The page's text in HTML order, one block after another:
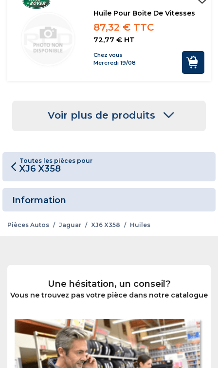
Huile Pour Boite De Vitesses
87,32 € TTC
72,77 € HT
Chez vous
Mercredi 19/08
Voir plus de produits
Toutes les pièces pour
XJ6 X358
Information
Pièces Autos / Jaguar / XJ6 X358 / Huiles
Une hésitation, un conseil?
Vous ne trouvez pas votre pièce dans notre catalogue